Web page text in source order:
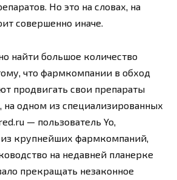
Но это на словах, на
совершенно иначе.
найти большое количество
что фармкомпании в обход
продвигать свои препараты
на одном из специализированных
— пользователь Yo,
крупнейших фармкомпаний,
на недавней планерке
прекращать незаконное